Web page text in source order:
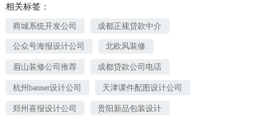
相关标签：
商城系统开发公司 成都正规贷款中介
公众号海报设计公司 北欧风装修
眉山装修公司推荐 成都贷款公司电话
杭州banner设计公司 天津课件配图设计公司
郑州喜报设计公司 贵阳新品包装设计